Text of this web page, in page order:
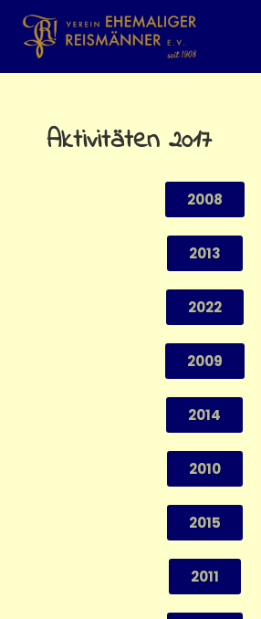
Aktivitäten 2017
2008
2013
2022
2009
2014
2010
2015
2011